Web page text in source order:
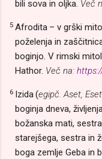
bili sova in oljka. Več
5 Afrodita – v grški
poželenja in
boginjo. V rimski
Hathor. Več na:
6 Izida(egipč. Aset,
boginja dneva,
božanska mati,
starejšega, sestra in
boga zemlje Geba in